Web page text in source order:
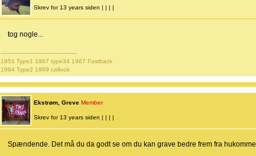
Skrev for 13 years siden | | | |
tog nogle...
-------------------------------------------
1951 Type1 1967 type34 1967 Fastback
1964 Type2 1969 callook
Ekstrøm, Greve Member
Skrev for 13 years siden | | | |
Spændende. Det må du da godt se om du kan grave bedre frem fra